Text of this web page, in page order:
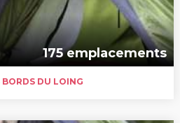
175 emplacements
DU LOING